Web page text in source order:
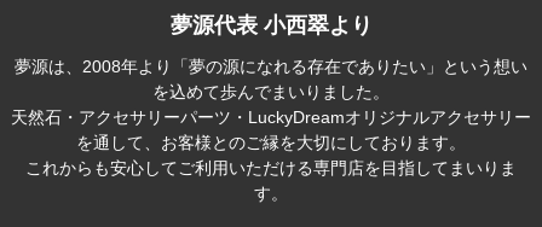
夢源代表 小西翠より
夢源は、2008年より「夢の源になれる存在でありたい」という想い
を込めて歩んでまいりました。
天然石・アクセサリーパーツ・LuckyDreamオリジナルアクセサリー
を通して、お客様とのご縁を大切にしております。
これからも安心してご利用いただける専門店を目指してまいりま
す。